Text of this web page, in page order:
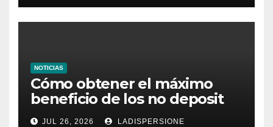
NOTICIAS
Cómo obtener el máximo
beneficio de los no deposit
bonus codes de roby casino
JUL 26, 2026 LADISPERSIONE